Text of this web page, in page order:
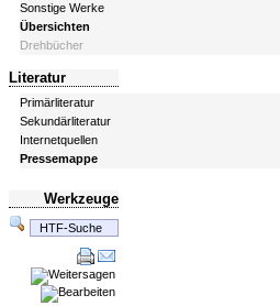
Sonstige Werke
Übersichten
Drehbücher
Literatur
Primärliteratur
Sekundärliteratur
Internetquellen
Pressemappe
Werkzeuge